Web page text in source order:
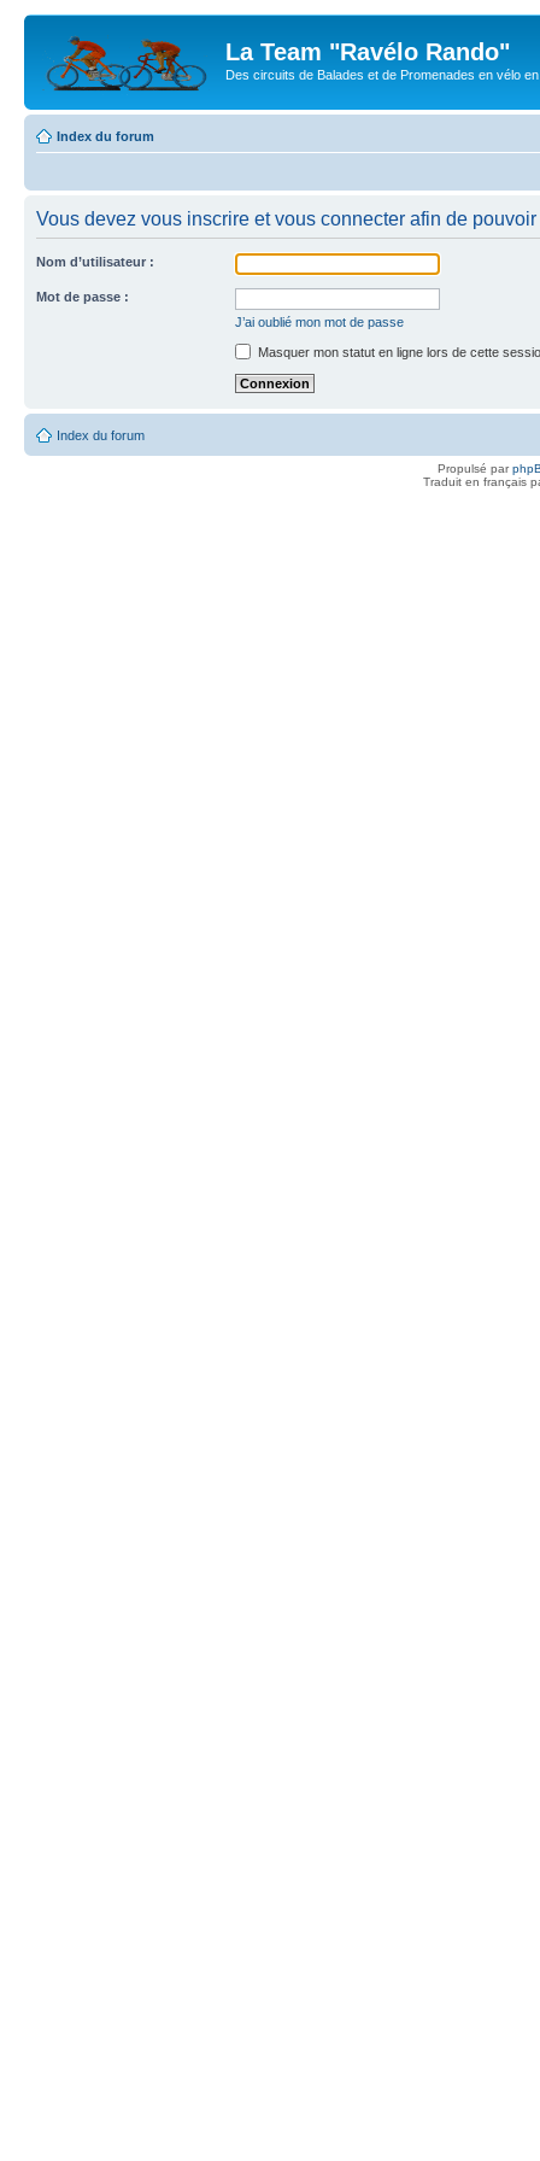
La Team "Ravélo Rando"
Des circuits de Balades et de Promenades en vélo
Index du forum
Vous devez vous inscrire et vous connecter afin de
Nom d’utilisateur :
Mot de passe :
J’ai oublié mon mot de passe
Masquer mon statut en ligne lors de cette
Index du forum
Propulsé par
Traduit en français